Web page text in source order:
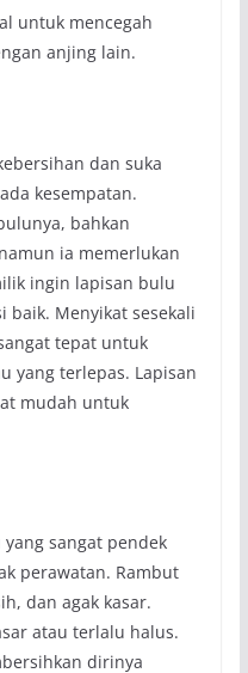
untuk mencegah
anjing lain.
dan suka
kesempatan.
bahkan
ia memerlukan
ingin lapisan bulu
baik. Menyikat sesekali
tepat untuk
yang terlepas. Lapisan
mudah untuk
sangat pendek
perawatan. Rambut
dan agak kasar.
atau terlalu halus.
dirinya